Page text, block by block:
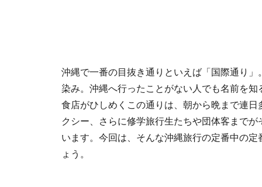
沖縄で一番の目抜き通りといえば「国際通り
染み。沖縄へ行ったことがない人でも名前を
食店がひしめくこの通りは、朝から晩まで連
クシー、さらに修学旅行生たちや団体客まで
います。今回は、そんな沖縄旅行の定番中の
ょう。